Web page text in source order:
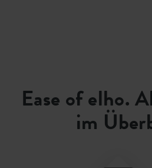
Ease of elho.
im